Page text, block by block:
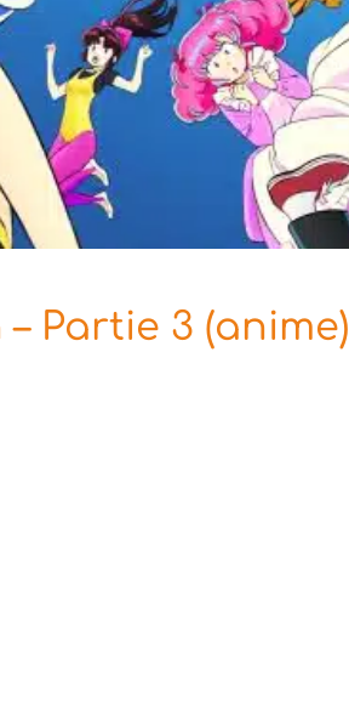
Partie 3 (anime)